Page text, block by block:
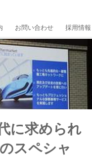
お問い合わせ 採用情報
に求められ
スペシャ